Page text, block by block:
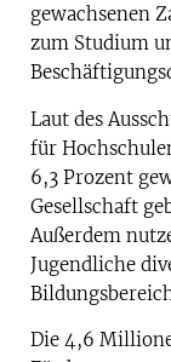
gewachsenen
zum Studium
Laut des
für
6,3 Prozent
Gesellschaft
Außerdem
Jugendliche
Die 4,6